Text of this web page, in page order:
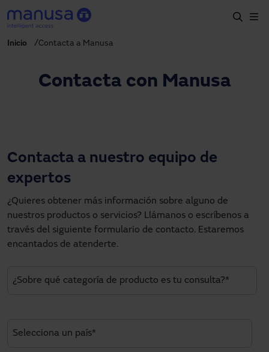
Skip to main content
Productos y sectores
Blog
Sobre nosotros
ES-LATAM
+34 935 915 700
¿Necesitas asistencia?
Inicio Contacta a Manusa
Contacta con Manusa
Contacta a nuestro equipo de
expertos
¿Quieres obtener más información sobre alguno de
nuestros productos o servicios? Llámanos o escríbenos a
través del siguiente formulario de contacto. Estaremos
encantados de atenderte.